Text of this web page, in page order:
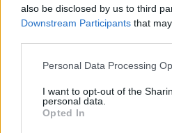
also be disclosed by us to third
Downstream Participants that
Personal Data Processing
I want to opt-out of the
personal data.
Opted In